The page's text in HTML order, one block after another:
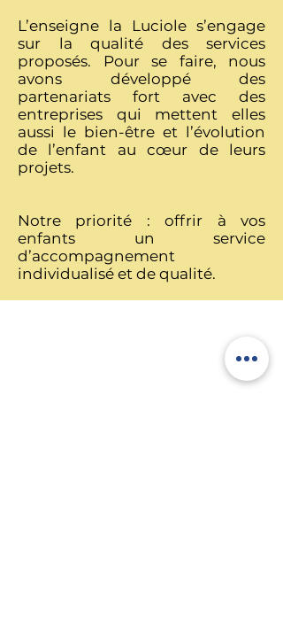
L’enseigne la Luciole s’engage
sur la qualité des services
proposés. Pour se faire, nous
avons développé des
partenariats fort avec des
entreprises qui mettent elles
aussi le bien-être et l’évolution
de l’enfant au cœur de leurs
projets.
Notre priorité : offrir à vos
enfants un service
d’accompagnement
individualisé et de qualité.